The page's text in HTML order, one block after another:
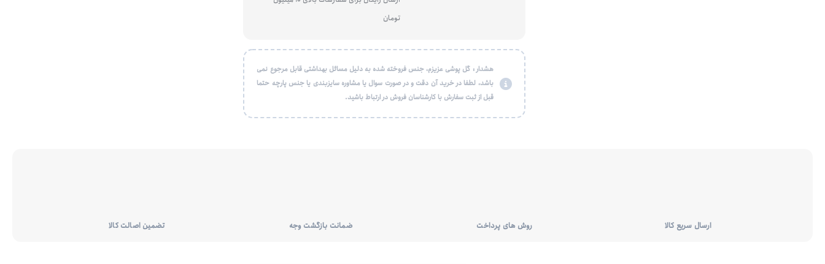
تومان
هشدار : گل پوشی عزیزم، جنس فروخته شده به دلیل مسائل بهداشتی قابل مرجوع نمی
باشد، لطفا در خرید آن دقت و در صورت سوال یا مشاوره سایزبندی یا جنس پارچه حتما
قبل از ثبت سفارش با کارشناسان فروش در ارتباط باشید.
ارسال سریع کالا روش های پرداخت ضمانت بازگشت وجه تضمین اصالت کالا